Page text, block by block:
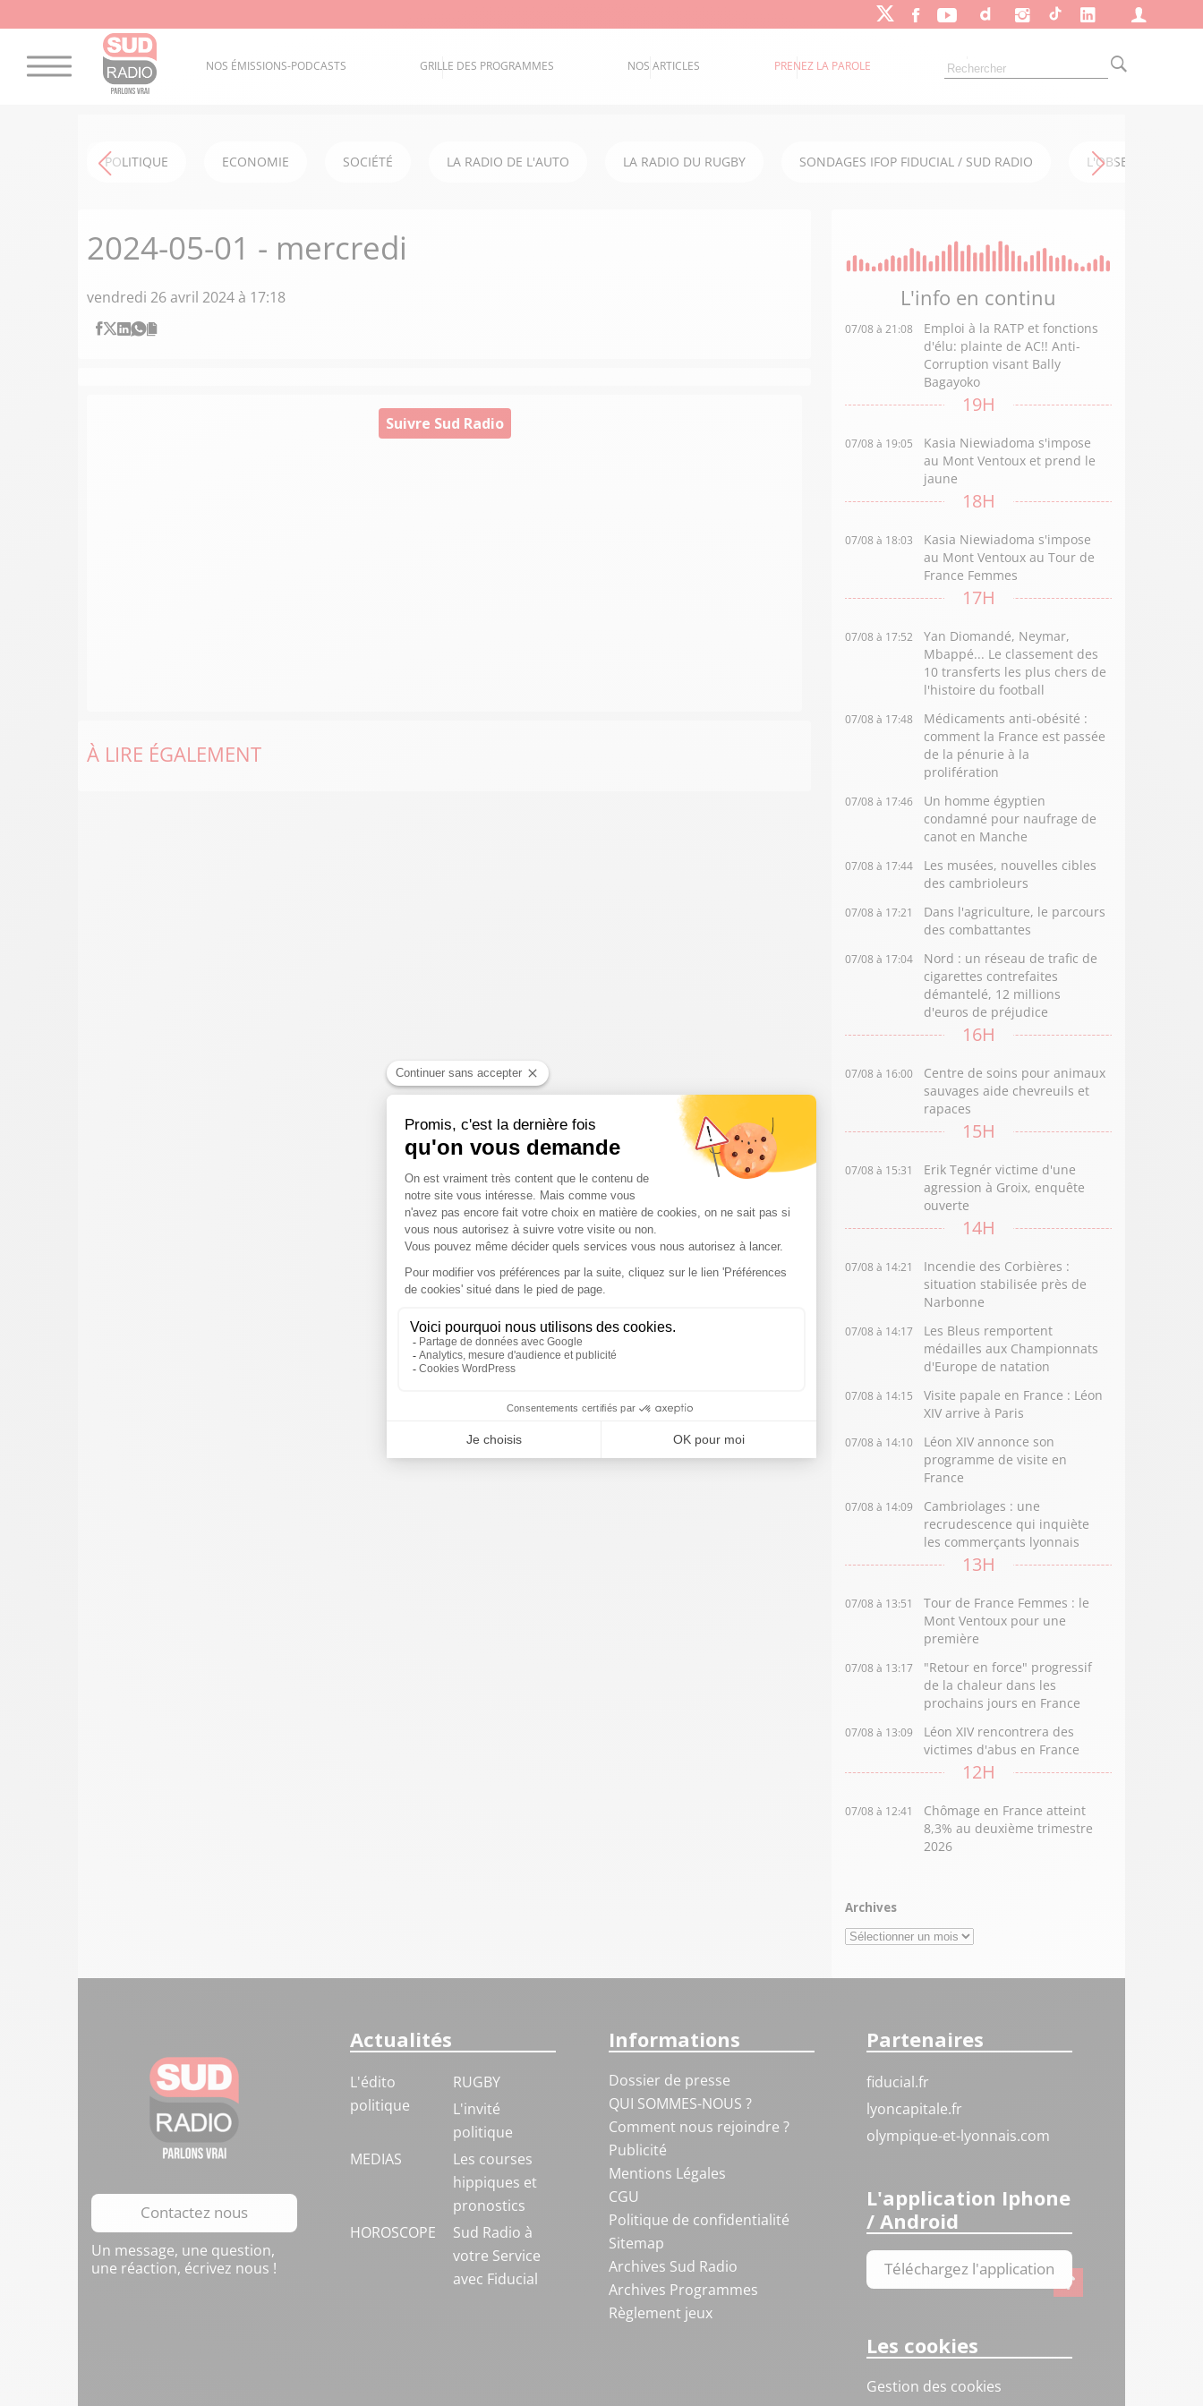
NOS ÉMISSIONS-PODCASTS GRILLE DES PROGRAMMES NOS ARTICLES PRENEZ LA PAROLE
POLITIQUE ECONOMIE SOCIÉTÉ LA RADIO DE L'AUTO LA RADIO DU RUGBY SONDAGES IFOP FIDUCIAL / SUD RADIO L'OBSERVATOIRE
2024-05-01 - mercredi
vendredi 26 avril 2024 à 17:18
Suivre Sud Radio
À LIRE ÉGALEMENT
L'info en continu
07/08 à 21:08
Emploi à la RATP et fonctions
d'élu: plainte de AC!! Anti-
Corruption visant Bally
Bagayoko
19H
07/08 à 19:05
Kasia Niewiadoma s'impose
au Mont Ventoux et prend le
jaune
18H
07/08 à 18:03
Kasia Niewiadoma s'impose
au Mont Ventoux au Tour de
France Femmes
17H
07/08 à 17:52
Yan Diomandé, Neymar,
Mbappé... Le classement des
10 transferts les plus chers de
l'histoire du football
07/08 à 17:48
Médicaments anti-obésité :
comment la France est passée
de la pénurie à la
prolifération
07/08 à 17:46
Un homme égyptien
condamné pour naufrage de
canot en Manche
07/08 à 17:44
Les musées, nouvelles cibles
des cambrioleurs
07/08 à 17:21
Dans l'agriculture, le parcours
des combattantes
07/08 à 17:04
Nord : un réseau de trafic de
cigarettes contrefaites
démantelé, 12 millions
d'euros de préjudice
16H
07/08 à 16:00
Centre de soins pour animaux
sauvages aide chevreuils et
rapaces
15H
07/08 à 15:31
Erik Tegnér victime d'une
agression à Groix, enquête
ouverte
14H
07/08 à 14:21
Incendie des Corbières :
situation stabilisée près de
Narbonne
07/08 à 14:17
Les Bleus remportent
médailles aux Championnats
d'Europe de natation
07/08 à 14:15
Visite papale en France : Léon
XIV arrive à Paris
07/08 à 14:10
Léon XIV annonce son
programme de visite en
France
07/08 à 14:09
Cambriolages : une
recrudescence qui inquiète
les commerçants lyonnais
13H
07/08 à 13:51
Tour de France Femmes : le
Mont Ventoux pour une
première
07/08 à 13:17
"Retour en force" progressif
de la chaleur dans les
prochains jours en France
07/08 à 13:09
Léon XIV rencontrera des
victimes d'abus en France
12H
07/08 à 12:41
Chômage en France atteint
8,3% au deuxième trimestre
2026
Archives
Archives
Contactez nous
Un message, une question,
une réaction, écrivez nous !
Actualités
L'édito
politique
RUGBY
L'invité
politique
MEDIAS
Les courses
hippiques et
pronostics
HOROSCOPE
Sud Radio à
votre Service
avec Fiducial
Informations
Dossier de presse
QUI SOMMES-NOUS ?
Comment nous rejoindre ?
Publicité
Mentions Légales
CGU
Politique de confidentialité
Sitemap
Archives Sud Radio
Archives Programmes
Règlement jeux
Partenaires
fiducial.fr
lyoncapitale.fr
olympique-et-lyonnais.com
L'application Iphone
/ Android
Téléchargez l'application
Les cookies
Gestion des cookies